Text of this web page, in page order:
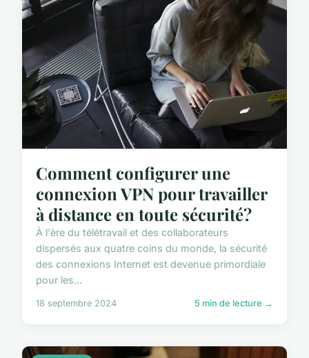
Comment configurer une
connexion VPN pour travailler
à distance en toute sécurité?
À l'ère du télétravail et des collaborateurs
dispersés aux quatre coins du monde, la sécurité
des connexions Internet est devenue primordiale
pour les...
18 septembre 2024 5 min de lecture →